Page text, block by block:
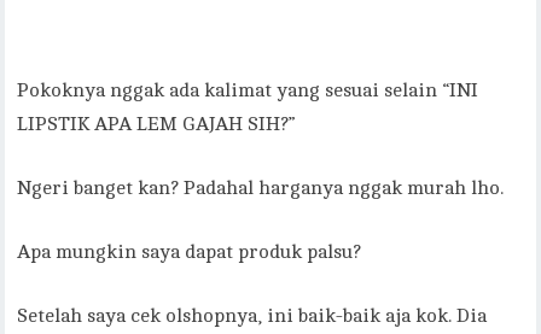
Pokoknya nggak ada kalimat yang sesuai selain “INI
LIPSTIK APA LEM GAJAH SIH?”
Ngeri banget kan? Padahal harganya nggak murah lho.
Apa mungkin saya dapat produk palsu?
Setelah saya cek olshopnya, ini baik-baik aja kok. Dia